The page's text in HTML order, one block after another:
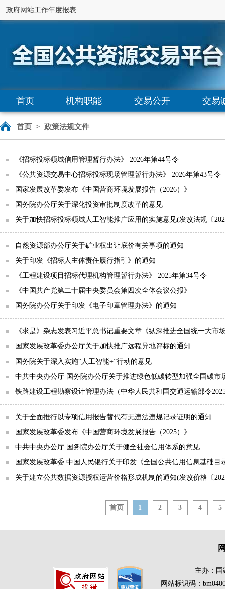
政府网站工作年度报表
首页 机构职能 交易公开 交易
首页 > 政策法规文件
《招标投标领域信用管理暂行办法》 2026年第44号令
《公共资源交易中心招标投标现场管理暂行办法》 2026年第43号令
国家发展改革委发布《中国营商环境发展报告（2026）》
国务院办公厅关于深化投资审批制度改革的意见
关于加快招标投标领域人工智能推广应用的实施意见(发改法规〔
自然资源部办公厅关于矿业权出让底价有关事项的通知
关于印发《招标人主体责任履行指引》的通知
《工程建设项目招标代理机构管理暂行办法》 2025年第34号令
《中国共产党第二十届中央委员会第四次全体会议公报》
国务院办公厅关于印发《电子印章管理办法》的通知
《求是》杂志发表习近平总书记重要文章《纵深推进全国统一大市
国家发展改革委办公厅关于加快推广远程异地评标的通知
国务院关于深入实施“人工智能+”行动的意见
中共中央办公厅 国务院办公厅关于推进绿色低碳转型加强全国碳市
铁路建设工程勘察设计管理办法（中华人民共和国交通运输部令
关于全面推行以专项信用报告替代有无违法违规记录证明的通知
国家发展改革委发布《中国营商环境发展报告（2025）》
中共中央办公厅 国务院办公厅关于健全社会信用体系的意见
国家发展改革委 中国人民银行关于印发《全国公共信用信息基础目
关于建立公共数据资源授权运营价格形成机制的通知(发改价格〔
首页 1 2 3 4 5
主办：
网站标识码：